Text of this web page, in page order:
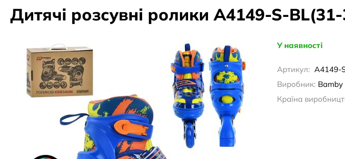
Дитячі розсувні ролики A4149-S-
У наявності
Артикул: A4149-
Виробник: Bamby
Країна